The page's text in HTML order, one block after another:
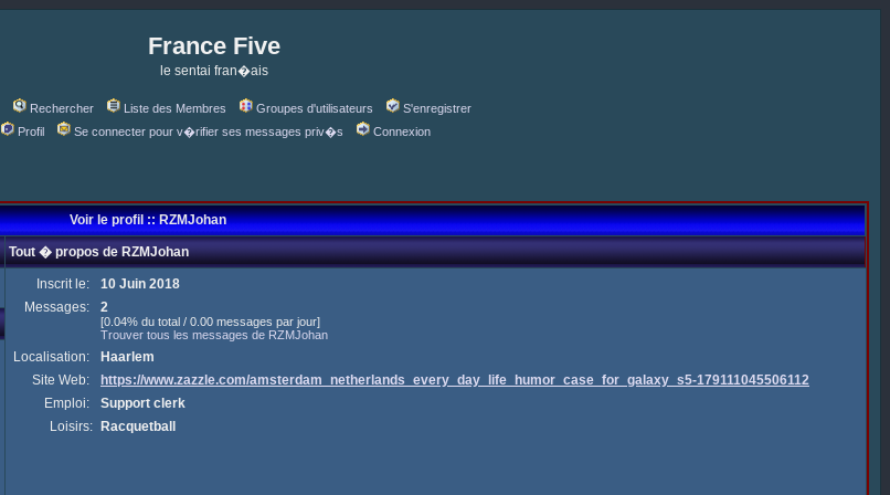
France Five
le sentai fran�ais
Rechercher Liste des Membres Groupes d'utilisateurs
S'enregistrer
Profil
Se connecter pour v�rifier ses messages priv�s Connexion
Voir le profil :: RZMJohan
Tout � propos de RZMJohan
Inscrit le:
10 Juin 2018
Messages:
2
[0.04% du total / 0.00 messages par jour]
Trouver tous les messages de RZMJohan
Localisation:
Haarlem
Site Web:
https://www.zazzle.com/amsterdam_netherlands_every_day_life_humor_case_for_galaxy_s5-179111045506112
Emploi:
Support clerk
Loisirs:
Racquetball